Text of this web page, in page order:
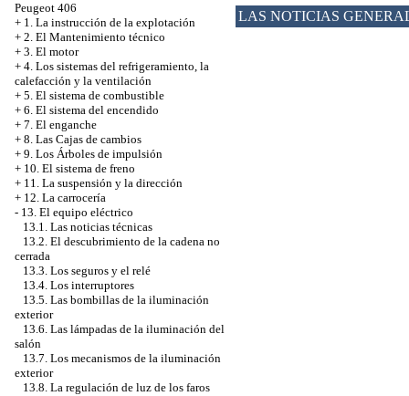
Peugeot 406
+ 1. La instrucción de la explotación
+ 2. El Mantenimiento técnico
+ 3. El motor
+ 4. Los sistemas del refrigeramiento, la
calefacción y la ventilación
+ 5. El sistema de combustible
+ 6. El sistema del encendido
+ 7. El enganche
+ 8. Las Cajas de cambios
+ 9. Los Árboles de impulsión
+ 10. El sistema de freno
+ 11. La suspensión y la dirección
+ 12. La carrocería
- 13. El equipo eléctrico
13.1. Las noticias técnicas
13.2. El descubrimiento de la cadena no
cerrada
13.3. Los seguros y el relé
13.4. Los interruptores
13.5. Las bombillas de la iluminación
exterior
13.6. Las lámpadas de la iluminación del
salón
13.7. Los mecanismos de la iluminación
exterior
13.8. La regulación de luz de los faros
LAS NOTICIAS